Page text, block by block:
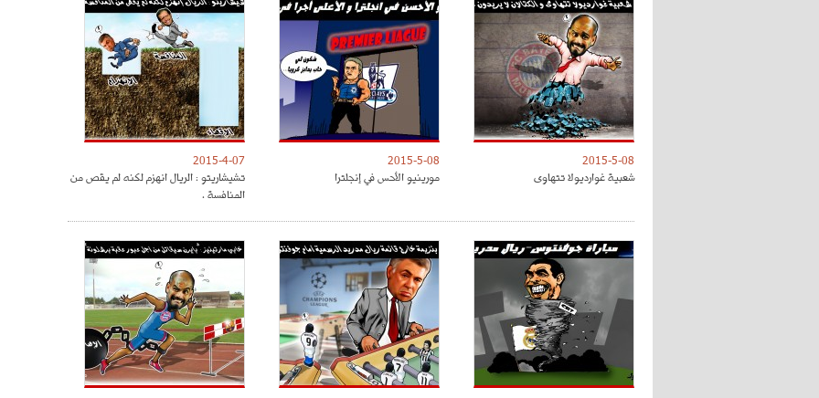
2015-5-08
شعبية غوارديولا تتهاوى
2015-5-08
مورينيو الأحس في إنجلترا
2015-4-07
تشيشاريتو : الريال انهزم لكنه لم يقص من
المنافسة .